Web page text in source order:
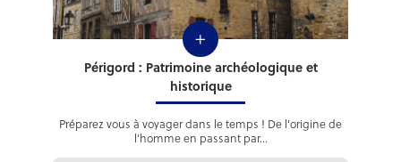
+
Périgord : Patrimoine archéologique et
historique
Préparez vous à voyager dans le temps ! De l’origine de
l’homme en passant par...